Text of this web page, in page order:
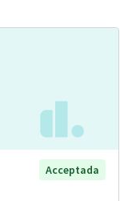
Acceptada